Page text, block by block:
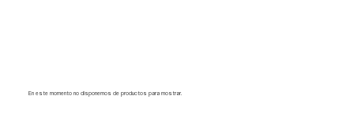
En este momento no disponemos de productos para mostrar.